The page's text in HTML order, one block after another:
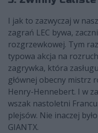
I jak to zazwyczaj w
zagrań LEC bywa,
rozgrzewkowej. Tym
typowa akcja na
zagrywka, która
głównej obecny mistrz
Henry-Hennebert. I w
wszak nastoletni
plejsów. Nie inaczej
GIANTX.